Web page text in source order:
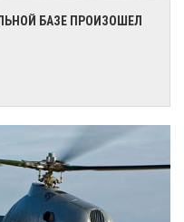
БАЗЕ ПРОИЗОШЕЛ